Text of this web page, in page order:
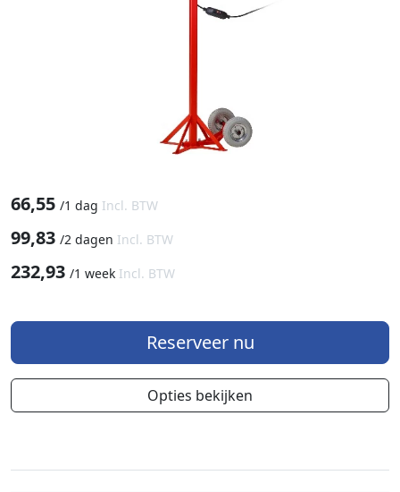
66,55 /1 dag Incl. BTW
99,83 /2 dagen Incl. BTW
232,93 /1 week Incl. BTW
Reserveer nu
Opties bekijken